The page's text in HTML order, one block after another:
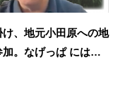
、地元小田原への地
。なげっぱ には資